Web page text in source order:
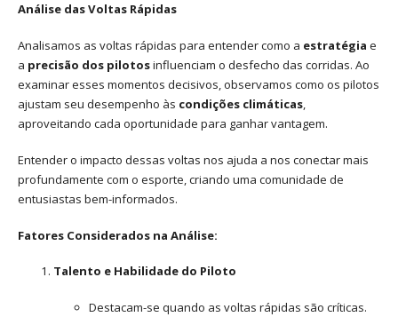
Análise das Voltas Rápidas
Analisamos as voltas rápidas para entender como a estratégia e
a precisão dos pilotosinfluenciam o desfecho das corridas. Ao
examinar esses momentos decisivos, observamos como os pilotos
ajustam seu desempenho às condições climáticas,
aproveitando cada oportunidade para ganhar vantagem.
Entender o impacto dessas voltas nos ajuda a nos conectar mais
profundamente com o esporte, criando uma comunidade de
entusiastas bem-informados.
Fatores Considerados na Análise:
Talento e Habilidade do Piloto
Destacam-se quando as voltas rápidas são críticas.